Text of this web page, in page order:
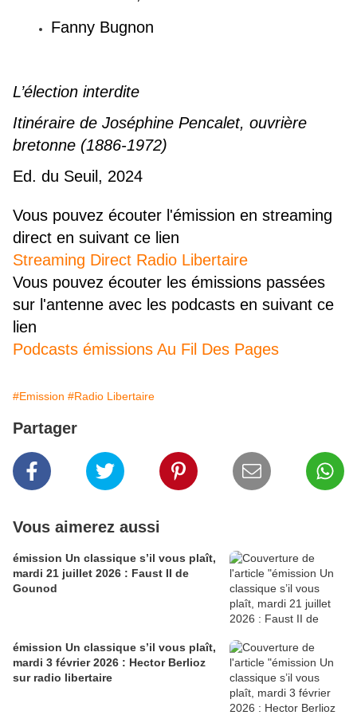
Fanny Bugnon
L’élection interdite
Itinéraire de Joséphine Pencalet, ouvrière
bretonne (1886-1972)
Ed. du Seuil, 2024
Vous pouvez écouter l'émission en streaming
direct en suivant ce lien
Streaming Direct Radio Libertaire
Vous pouvez écouter les émissions passées
sur l'antenne avec les podcasts en suivant ce
lien
Podcasts émissions Au Fil Des Pages
#Emission #Radio Libertaire
Partager
Vous aimerez aussi
émission Un classique s’il vous plaît,
mardi 21 juillet 2026 : Faust II de
Gounod
émission Un classique s’il vous plaît,
mardi 3 février 2026 : Hector Berlioz
sur radio libertaire